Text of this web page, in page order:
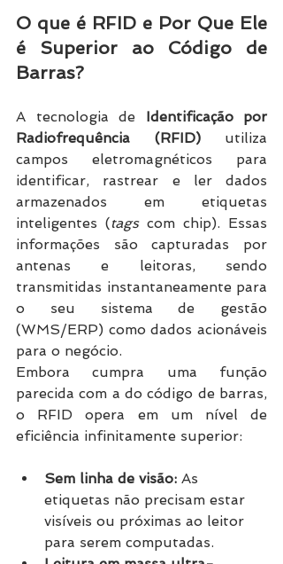
O que é RFID e Por Que Ele
é Superior ao Código de
Barras?
A tecnologia de Identificação por
Radiofrequência (RFID) utiliza
campos eletromagnéticos para
identificar, rastrear e ler dados
armazenados em etiquetas
inteligentes (tags com chip). Essas
informações são capturadas por
antenas e leitoras, sendo
transmitidas instantaneamente para
o seu sistema de gestão
(WMS/ERP) como dados acionáveis
para o negócio.
Embora cumpra uma função
parecida com a do código de barras,
o RFID opera em um nível de
eficiência infinitamente superior:
Sem linha de visão: As
etiquetas não precisam estar
visíveis ou próximas ao leitor
para serem computadas.